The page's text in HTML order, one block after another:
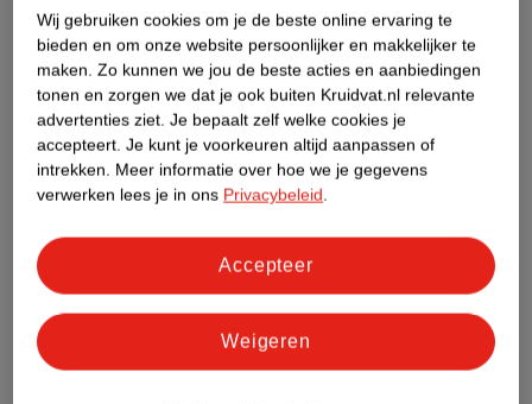
Productinformatie
Etiketinformatie
Nature Impact Score
Dit product heeft (nog) geen Nature
Impact Score.
Wij gebruiken cookies om je de beste online ervaring te
bieden en om onze website persoonlijker en makkelijker te
maken. Zo kunnen we jou de beste acties en aanbiedingen
tonen en zorgen we dat je ook buiten Kruidvat.nl relevante
advertenties ziet. Je bepaalt zelf welke cookies je
accepteert. Je kunt je voorkeuren altijd aanpassen of
intrekken. Meer informatie over hoe we je gegevens
verwerken lees je in ons Privacybeleid.
Weigeren
Accepteer